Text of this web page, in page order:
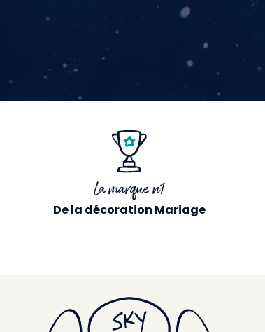
La marque n1
De la décoration Mariage